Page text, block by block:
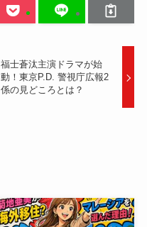
福士蒼汰主演ドラマが始
動！東京P.D. 警視庁広報2
係の見どころとは？